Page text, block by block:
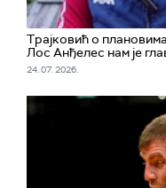
Трајковић о
Лос Анђелес нам је
24. 07. 2026.